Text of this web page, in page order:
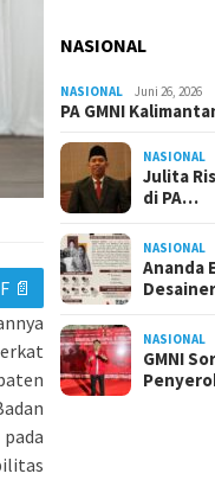
📄
NASIONAL
NASIONAL Juni 26, 2026
PA GMNI
NASIONAL
Julita
di PA…
NASIONAL
Ananda
NASIONAL
GMNI